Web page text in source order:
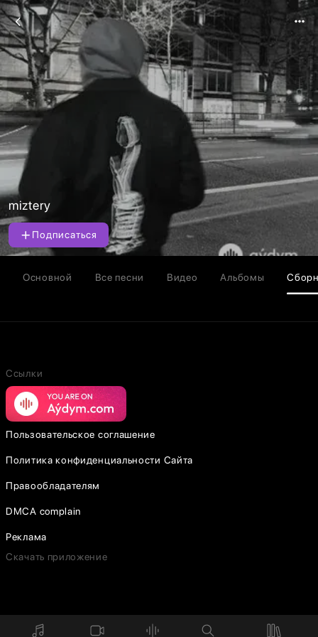
miztery
Подписаться
Основной Все песни Видео Альбомы
Ссылки
Пользовательское соглашение
Политика конфиденциальности Сайта
Правообладателям
DMCA complain
Реклама
Скачать приложение